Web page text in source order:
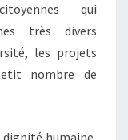
qui
très divers
les projets
nombre de
humaine,